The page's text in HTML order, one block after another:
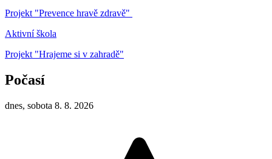
Projekt "Prevence hravě zdravě"
Aktivní škola
Projekt "Hrajeme si v zahradě"
Počasí
dnes, sobota 8. 8. 2026